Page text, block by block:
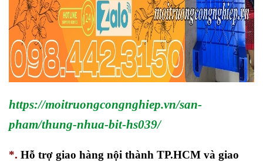
https://moitruongcongnghiep.vn/san-
pham/thung-nhua-bit-hs039/
*. Hỗ trợ giao hàng nội thành TP.HCM và giao